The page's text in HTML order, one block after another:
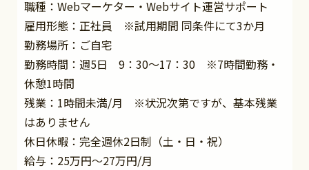
職種：Webマーケター・Webサイト運営サポート
雇用形態：正社員 ※試用期間 同条件にて3か月
勤務場所：ご自宅
勤務時間：週5日 9：30～17：30 ※7時間勤務・
休憩1時間
残業：1時間未満/月 ※状況次第ですが、基本残業
はありません
休日休暇：完全週休2日制（土・日・祝）
給与：25万円～27万円/月